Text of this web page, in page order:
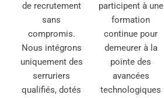
de recrutement
sans
compromis.
Nous intégrons
uniquement des
serruriers
qualifiés, dotés
participent à une
formation
continue pour
demeurer à la
pointe des
avancées
technologiques